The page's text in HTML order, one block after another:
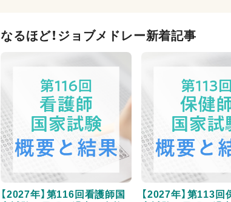
なるほど！ジョブメドレー新着記事
【2027年】第116回看護師国
【2027年】第113回